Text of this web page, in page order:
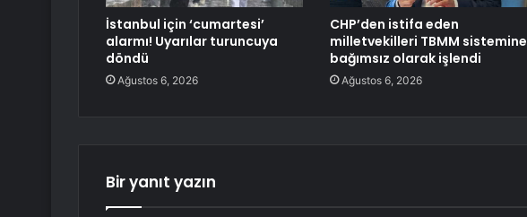
İstanbul için ‘cumartesi’
alarmı! Uyarılar turuncuya
döndü
Ağustos 6, 2026
CHP’den istifa eden
milletvekilleri TBMM sistemine
bağımsız olarak işlendi
Ağustos 6, 2026
Bir yanıt yazın